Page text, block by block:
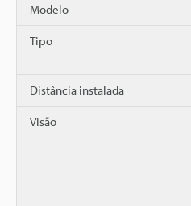
Modelo
Tipo
Distância instalada
Visão